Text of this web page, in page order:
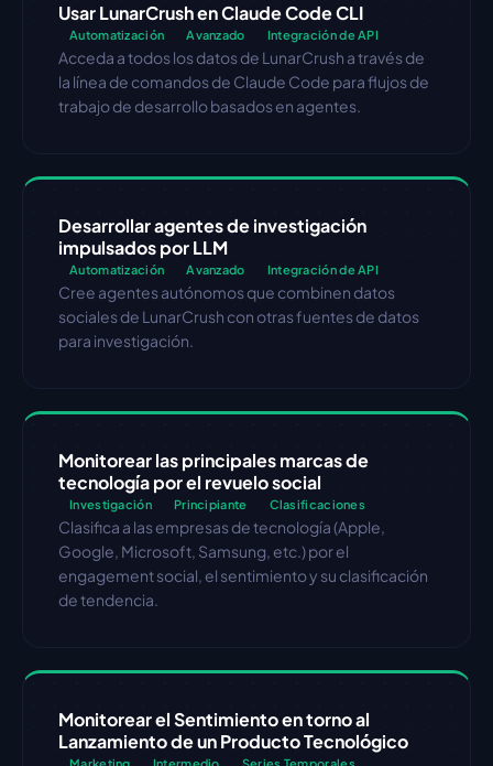
Usar LunarCrush en Claude Code CLI
Automatización Avanzado Integración de API
Acceda a todos los datos de LunarCrush a través de
la línea de comandos de Claude Code para flujos de
trabajo de desarrollo basados en agentes.
Desarrollar agentes de investigación
impulsados por LLM
Automatización Avanzado Integración de API
Cree agentes autónomos que combinen datos
sociales de LunarCrush con otras fuentes de datos
para investigación.
Monitorear las principales marcas de
tecnología por el revuelo social
Investigación Principiante Clasificaciones
Clasifica a las empresas de tecnología (Apple,
Google, Microsoft, Samsung, etc.) por el
engagement social, el sentimiento y su clasificación
de tendencia.
Monitorear el Sentimiento en torno al
Lanzamiento de un Producto Tecnológico